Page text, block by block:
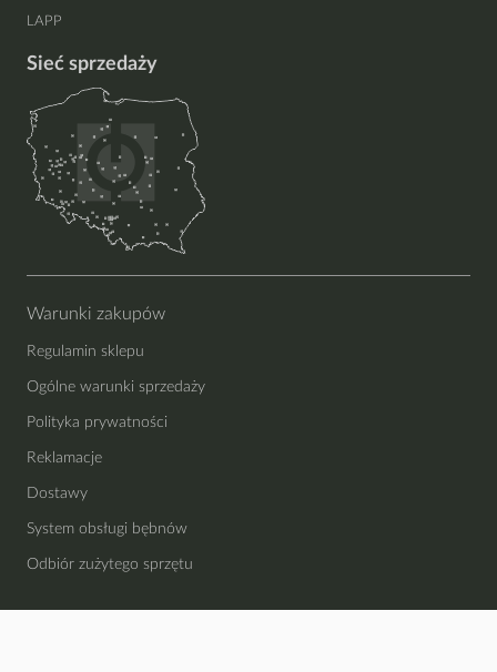
LAPP
Sieć sprzedaży
Warunki zakupów
Regulamin sklepu
Ogólne warunki sprzedaży
Polityka prywatności
Reklamacje
Dostawy
System obsługi bębnów
Odbiór zużytego sprzętu